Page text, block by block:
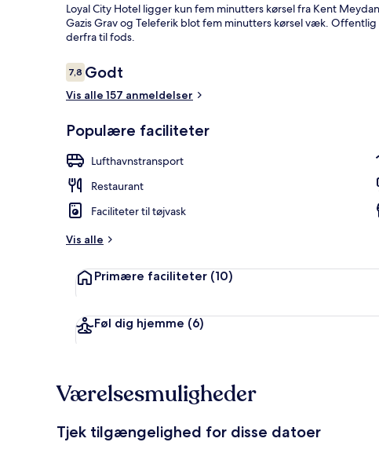
Loyal City Hotel ligger kun fem minutters kørsel fra Kent
Gazis Grav og Teleferik blot fem minutters kørsel væk.
derfra til fods.
Anmeldelser
7,87,8 ud af 10.
Godt
Vis alle 157 anmeldelser
Populære faciliteter
Lufthavnstransport
Restaurant
Faciliteter til tøjvask
Vis alle
Primære faciliteter (10)
Føl dig hjemme (6)
Værelsesmuligheder
Tjek tilgængelighed for disse datoer